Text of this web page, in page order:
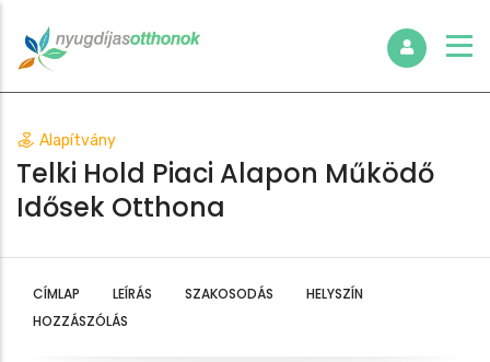
Alapítvány
Telki Hold Piaci Alapon Működő
Idősek Otthona
CÍMLAP LEÍRÁS SZAKOSODÁS
HELYSZÍN
HOZZÁSZÓLÁS